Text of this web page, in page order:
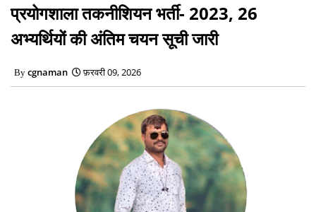
प्रयोगशाला तकनीशियन भर्ती- 2023, 26
अभ्यर्थियों की अंतिम चयन सूची जारी
cgnaman फ़रवरी 09, 2026